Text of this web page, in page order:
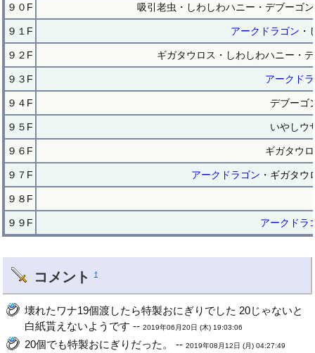
９０F 吸引老虫・しわしわハニー・デブーゴ
９１F アークドラゴン
９２F ギガタウロス・しわしわハニー・
９３F アークド
９４F デブーゴ
９５F いやしウ
９６F ギガタウ
９７F アークドラゴン ・ギガタ
９８F
９９F アークドラ
コメント †
壊れたワナ19個渡したら特製おにぎりでした 20じゃないと
白紙貰えないようです --2019年06月20日 (木) 19:03:06
20個でも特製おにぎりだった。 --2019年08月12日 (月) 04:27:49